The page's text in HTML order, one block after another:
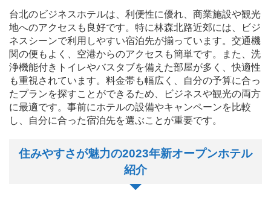
台北のビジネスホテルは、利便性に優れ、商業施設や観光
地へのアクセスも良好です。特に林森北路近郊には、ビジ
ネスシーンで利用しやすい宿泊先が揃っています。交通機
関の便もよく、空港からのアクセスも簡単です。また、洗
浄機能付きトイレやバスタブを備えた部屋が多く、快適性
も重視されています。料金帯も幅広く、自分の予算に合っ
たプランを探すことができるため、ビジネスや観光の両方
に最適です。事前にホテルの設備やキャンペーンを比較
し、自分に合った宿泊先を選ぶことが重要です。
住みやすさが魅力の2023年新オープンホテル
紹介